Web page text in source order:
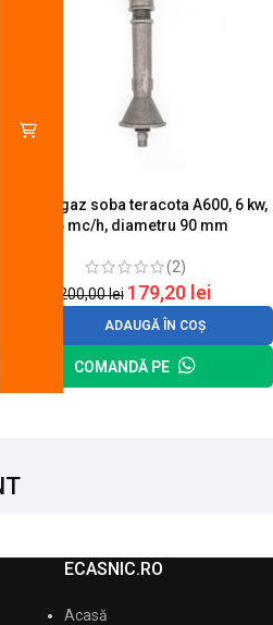
Arzator gaz soba teracota A600, 6 kw,
0.6 mc/h, diametru 90 mm
(2)
200,00lei 179,20 lei
ADAUGĂ ÎN COȘ
COMANDĂ PE
ECASNIC.RO
Acasă